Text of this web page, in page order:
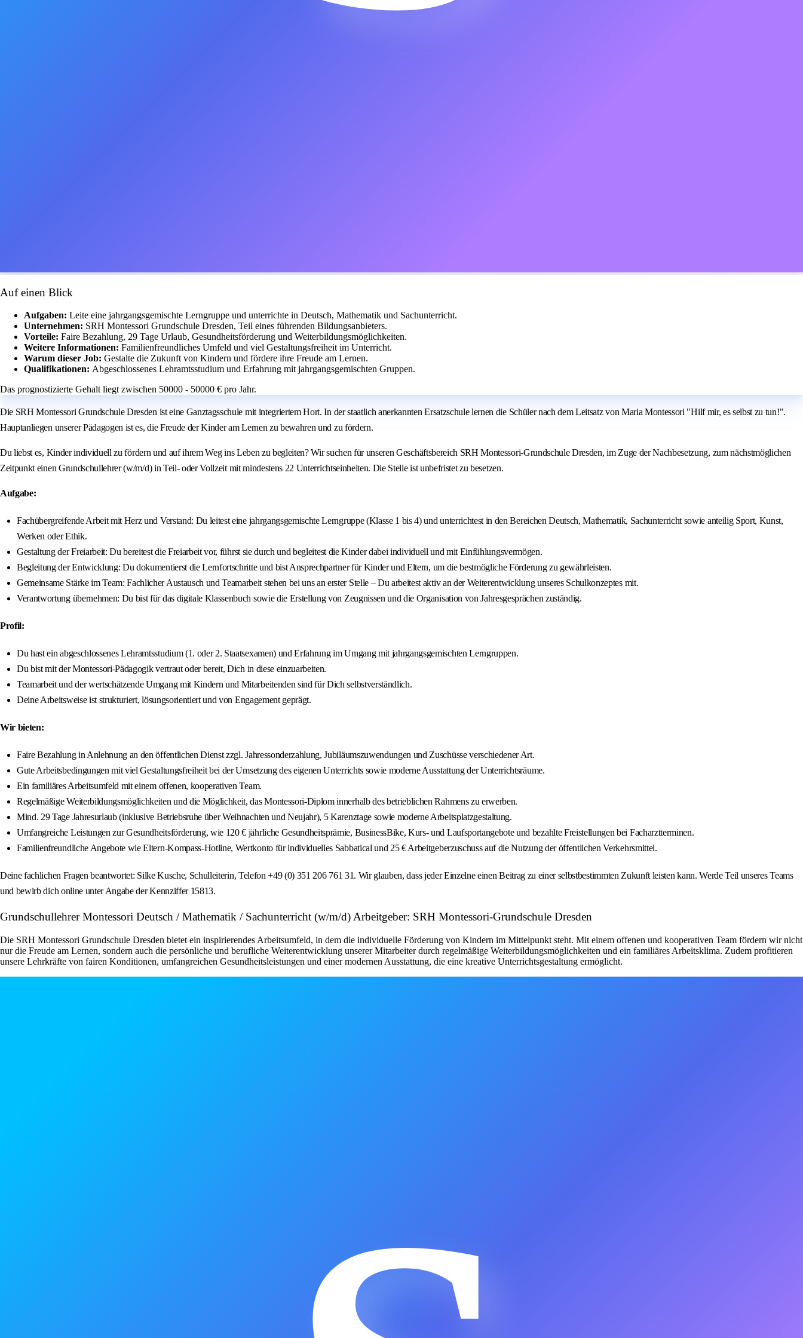
Auf einen Blick
Aufgaben: Leite eine jahrgangsgemischte Lerngruppe und unterrichte in Deutsch, Mathematik und Sachunterricht.
Unternehmen: SRH Montessori Grundschule Dresden, Teil eines führenden Bildungsanbieters.
Vorteile: Faire Bezahlung, 29 Tage Urlaub, Gesundheitsförderung und Weiterbildungsmöglichkeiten.
Weitere Informationen: Familienfreundliches Umfeld und viel Gestaltungsfreiheit im Unterricht.
Warum dieser Job: Gestalte die Zukunft von Kindern und fördere ihre Freude am Lernen.
Qualifikationen: Abgeschlossenes Lehramtsstudium und Erfahrung mit jahrgangsgemischten Gruppen.
Das prognostizierte Gehalt liegt zwischen 50000 - 50000 € pro Jahr.
Die SRH Montessori Grundschule Dresden ist eine Ganztagsschule mit integriertem Hort. In der staatlich anerkannten Ersatzschule lernen die Schüler nach dem Leitsatz von Maria Montessori "Hilf mir, es selbst zu tun!".
Hauptanliegen unserer Pädagogen ist es, die Freude der Kinder am Lernen zu bewahren und zu fördern.
Du liebst es, Kinder individuell zu fördern und auf ihrem Weg ins Leben zu begleiten? Wir suchen für unseren Geschäftsbereich SRH Montessori-Grundschule Dresden, im Zuge der Nachbesetzung, zum nächstmöglichen
Zeitpunkt einen Grundschullehrer (w/m/d) in Teil- oder Vollzeit mit mindestens 22 Unterrichtseinheiten. Die Stelle ist unbefristet zu besetzen.
Aufgabe:
Fachübergreifende Arbeit mit Herz und Verstand: Du leitest eine jahrgangsgemischte Lerngruppe (Klasse 1 bis 4) und unterrichtest in den Bereichen Deutsch, Mathematik, Sachunterricht sowie anteilig Sport, Kunst,
Werken oder Ethik.
Gestaltung der Freiarbeit: Du bereitest die Freiarbeit vor, führst sie durch und begleitest die Kinder dabei individuell und mit Einfühlungsvermögen.
Begleitung der Entwicklung: Du dokumentierst die Lernfortschritte und bist Ansprechpartner für Kinder und Eltern, um die bestmögliche Förderung zu gewährleisten.
Gemeinsame Stärke im Team: Fachlicher Austausch und Teamarbeit stehen bei uns an erster Stelle – Du arbeitest aktiv an der Weiterentwicklung unseres Schulkonzeptes mit.
Verantwortung übernehmen: Du bist für das digitale Klassenbuch sowie die Erstellung von Zeugnissen und die Organisation von Jahresgesprächen zuständig.
Profil:
Du hast ein abgeschlossenes Lehramtsstudium (1. oder 2. Staatsexamen) und Erfahrung im Umgang mit jahrgangsgemischten Lerngruppen.
Du bist mit der Montessori-Pädagogik vertraut oder bereit, Dich in diese einzuarbeiten.
Teamarbeit und der wertschätzende Umgang mit Kindern und Mitarbeitenden sind für Dich selbstverständlich.
Deine Arbeitsweise ist strukturiert, lösungsorientiert und von Engagement geprägt.
Wir bieten:
Faire Bezahlung in Anlehnung an den öffentlichen Dienst zzgl. Jahressonderzahlung, Jubiläumszuwendungen und Zuschüsse verschiedener Art.
Gute Arbeitsbedingungen mit viel Gestaltungsfreiheit bei der Umsetzung des eigenen Unterrichts sowie moderne Ausstattung der Unterrichtsräume.
Ein familiäres Arbeitsumfeld mit einem offenen, kooperativen Team.
Regelmäßige Weiterbildungsmöglichkeiten und die Möglichkeit, das Montessori-Diplom innerhalb des betrieblichen Rahmens zu erwerben.
Mind. 29 Tage Jahresurlaub (inklusive Betriebsruhe über Weihnachten und Neujahr), 5 Karenztage sowie moderne Arbeitsplatzgestaltung.
Umfangreiche Leistungen zur Gesundheitsförderung, wie 120 € jährliche Gesundheitsprämie, BusinessBike, Kurs- und Laufsportangebote und bezahlte Freistellungen bei Facharztterminen.
Familienfreundliche Angebote wie Eltern-Kompass-Hotline, Wertkonto für individuelles Sabbatical und 25 € Arbeitgeberzuschuss auf die Nutzung der öffentlichen Verkehrsmittel.
Deine fachlichen Fragen beantwortet: Silke Kusche, Schulleiterin, Telefon +49 (0) 351 206 761 31. Wir glauben, dass jeder Einzelne einen Beitrag zu einer selbstbestimmten Zukunft leisten kann. Werde Teil unseres Teams
und bewirb dich online unter Angabe der Kennziffer 15813.
Grundschullehrer Montessori Deutsch / Mathematik / Sachunterricht (w/m/d) Arbeitgeber: SRH Montessori-Grundschule Dresden
Die SRH Montessori Grundschule Dresden bietet ein inspirierendes Arbeitsumfeld, in dem die individuelle Förderung von Kindern im Mittelpunkt steht. Mit einem offenen und kooperativen Team fördern wir nicht
nur die Freude am Lernen, sondern auch die persönliche und berufliche Weiterentwicklung unserer Mitarbeiter durch regelmäßige Weiterbildungsmöglichkeiten und ein familiäres Arbeitsklima. Zudem profitieren
unsere Lehrkräfte von fairen Konditionen, umfangreichen Gesundheitsleistungen und einer modernen Ausstattung, die eine kreative Unterrichtsgestaltung ermöglicht.